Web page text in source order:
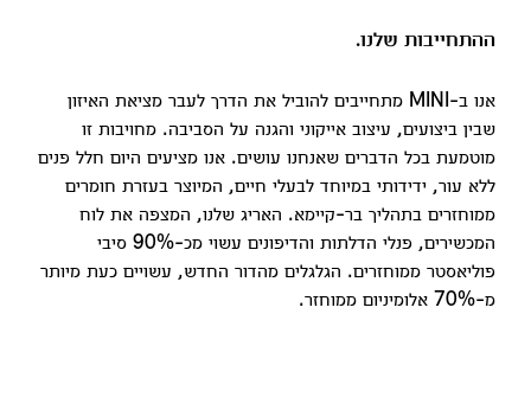
ההתחייבות שלנו.
אנו ב-MINI מתחייבים להוביל את הדרך לעבר מציאת האיזון
שבין ביצועים, עיצוב אייקוני והגנה על הסביבה. מחויבות זו
מוטמעת בכל הדברים שאנחנו עושים. אנו מציעים היום חלל פנים
ללא עור, ידידותי במיוחד לבעלי חיים, המיוצר בעזרת חומרים
ממוחזרים בתהליך בר-קיימא. האריג שלנו, המצפה את לוח
המכשירים, פנלי הדלתות והדיפונים עשוי מכ-90% סיבי
פוליאסטר ממוחזרים. הגלגלים מהדור החדש, עשויים כעת מיותר
מ-70% אלומיניום ממוחזר.